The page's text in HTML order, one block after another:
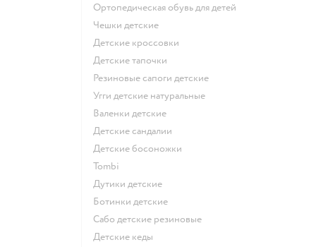
Ортопедическая обувь для детей
Чешки детские
Детские кроссовки
Детские тапочки
Резиновые сапоги детские
Угги детские натуральные
Валенки детские
Детские сандалии
Детские босоножки
Tombi
Дутики детские
Ботинки детские
Сабо детские резиновые
Детские кеды